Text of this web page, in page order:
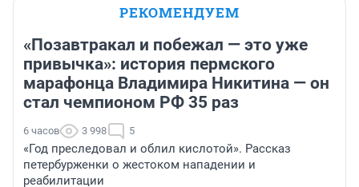
РЕКОМЕНДУЕМ
«Позавтракал и побежал — это уже
привычка»: история пермского
марафонца Владимира Никитина — он
стал чемпионом РФ 35 раз
6 часов 3 998 5
«Год преследовал и облил кислотой». Рассказ
петербурженки о жестоком нападении и
реабилитации